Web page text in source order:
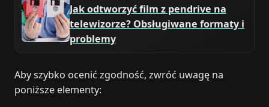
Jak odtworzyć film z pendrive na
telewizorze? Obsługiwane formaty i
problemy
Aby szybko ocenić zgodność, zwróć uwagę na
poniższe elementy: